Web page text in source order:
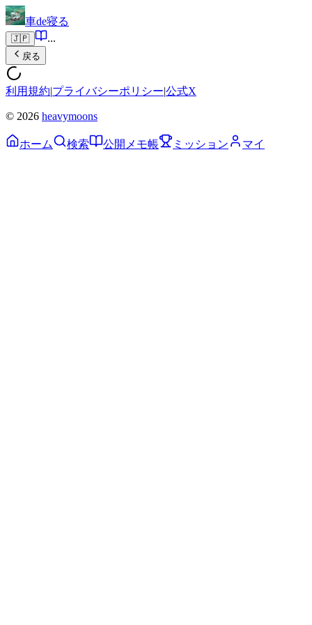
車de寝る
🇯🇵 ...
戻る
利用規約|プライバシーポリシー|公式X
© 2026 heavymoons
ホーム 検索 公開メモ帳 ミッション マイ